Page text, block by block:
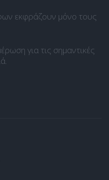
εκφράζουν μόνο τους
για τις σημαντικές